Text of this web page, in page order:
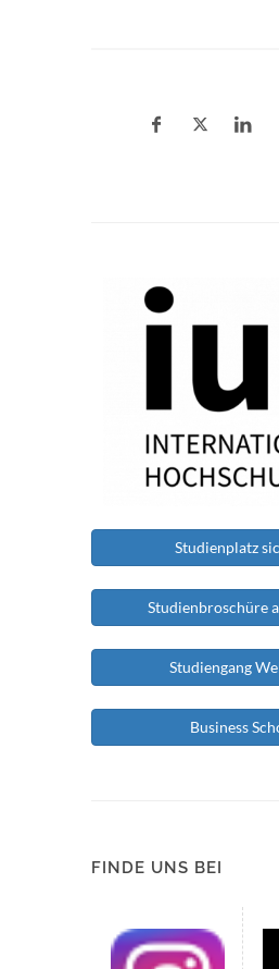
Studienplatz
Studienbroschüre
Studiengang
Business
FINDE UNS BEI